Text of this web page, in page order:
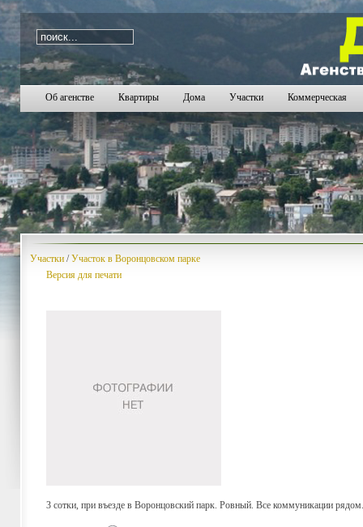
i=656
Об агенстве Квартиры Дома Участки Коммерческая
Участки /Участок в Воронцовском парке
Версия для печати
3 сотки, при въезде в Воронцовский парк. Ровный. Все коммуникации